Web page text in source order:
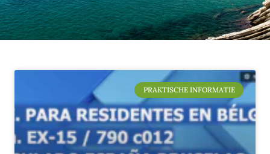
PRAKTISCHE INFORMATIE